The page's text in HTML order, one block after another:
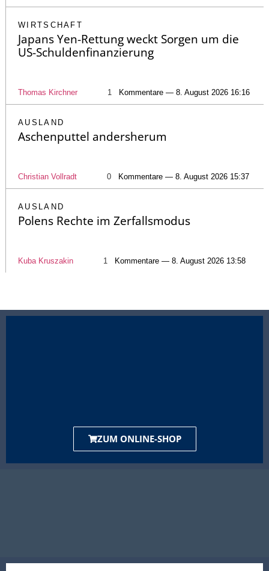
WIRTSCHAFT
Japans Yen-Rettung weckt Sorgen um die
US-Schuldenfinanzierung
Thomas Kirchner 1 Kommentare — 8. August 2026 16:16
AUSLAND
Aschenputtel andersherum
Christian Vollradt 0 Kommentare — 8. August 2026 15:37
AUSLAND
Polens Rechte im Zerfallsmodus
Kuba Kruszakin 1 Kommentare — 8. August 2026 13:58
ZUM ONLINE-SHOP